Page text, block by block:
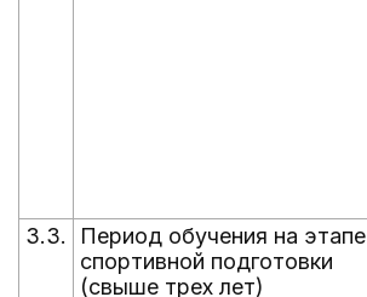
3.3.
Период обучения на этапе
спортивной подготовки
(свыше трех лет)